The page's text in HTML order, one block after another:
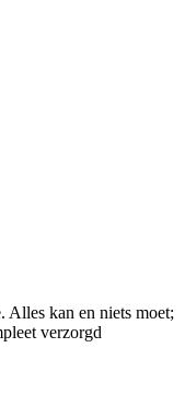
Alles kan en niets moet;
verzorgd